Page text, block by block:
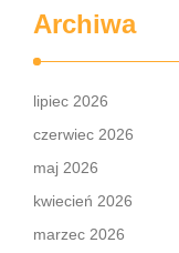
Archiwa
lipiec 2026
czerwiec 2026
maj 2026
kwiecień 2026
marzec 2026